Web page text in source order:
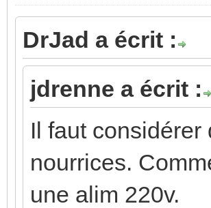
DrJad a écrit :
jdrenne a écrit :
Il faut
nourrices.
une alim 220v.